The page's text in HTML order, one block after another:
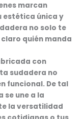
marcan
estética única y
no solo te
quién manda
con
sudadera no
funcional. De tal
une a la
la versatilidad